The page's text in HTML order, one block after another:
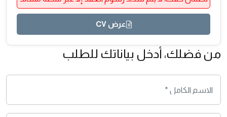
عرض CV
من فضلك، أدخل بياناتك للطلب